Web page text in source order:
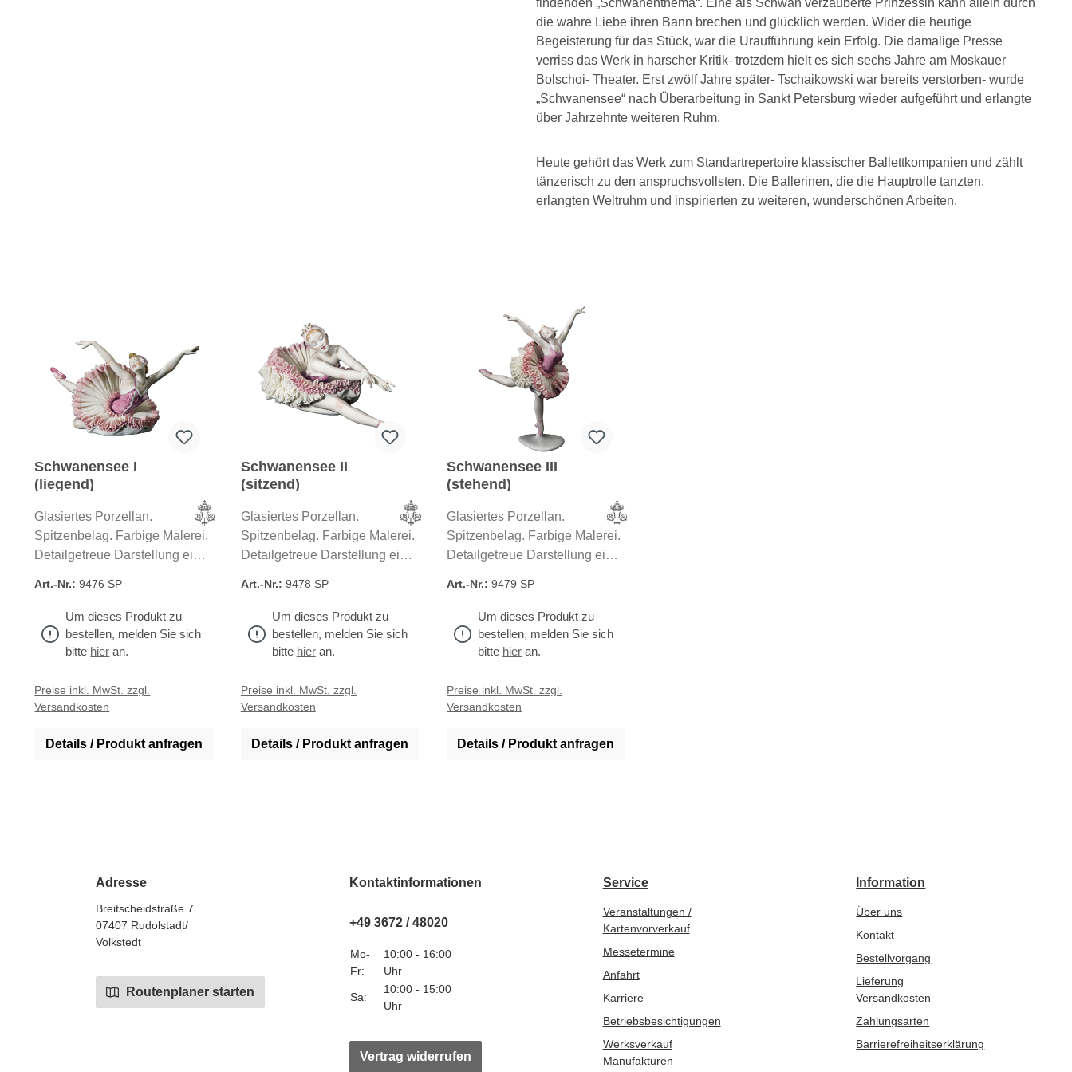
findenden „Schwanenthema“. Eine als Schwan verzauberte Prinzessin kann allein durch
die wahre Liebe ihren Bann brechen und glücklich werden. Wider die heutige
Begeisterung für das Stück, war die Uraufführung kein Erfolg. Die damalige Presse
verriss das Werk in harscher Kritik- trotzdem hielt es sich sechs Jahre am Moskauer
Bolschoi- Theater. Erst zwölf Jahre später- Tschaikowski war bereits verstorben- wurde
„Schwanensee“ nach Überarbeitung in Sankt Petersburg wieder aufgeführt und erlangte
über Jahrzehnte weiteren Ruhm.
Heute gehört das Werk zum Standartrepertoire klassischer Ballettkompanien und zählt
tänzerisch zu den anspruchsvollsten. Die Ballerinen, die die Hauptrolle tanzten,
erlangten Weltruhm und inspirierten zu weiteren, wunderschönen Arbeiten.
Schwanensee I
(liegend)
Glasiertes Porzellan.
Spitzenbelag. Farbige Malerei.
Detailgetreue Darstellung einer
Artikel aus feinstem Porzellan
werden in unseren eigenen
Betrieben in Deutschland
Art.-Nr.:9476 SP
Um dieses Produkt zu
bestellen, melden Sie sich
bitte hier an.
Preise inkl. MwSt. zzgl.
Versandkosten
Details / Produkt anfragen
Schwanensee II
(sitzend)
Glasiertes Porzellan.
Spitzenbelag. Farbige Malerei.
Detailgetreue Darstellung einer
Artikel aus feinstem Porzellan
werden in unseren eigenen
Betrieben in Deutschland
Art.-Nr.: 9478 SP
Um dieses Produkt zu
bestellen, melden Sie sich
bitte hieran.
Preise inkl. MwSt. zzgl.
Versandkosten
Details / Produkt anfragen
Schwanensee III
(stehend)
Glasiertes Porzellan.
Spitzenbelag. Farbige Malerei.
Detailgetreue Darstellung einer
Artikel aus feinstem Porzellan
werden in unseren eigenen
Betrieben in Deutschland
Art.-Nr.:9479 SP
Um dieses Produkt zu
bestellen, melden Sie sich
bitte hier an.
Preise inkl. MwSt. zzgl.
Versandkosten
Details / Produkt anfragen
Adresse
Breitscheidstraße 7
07407 Rudolstadt/
Volkstedt
Routenplaner starten
Kontaktinformationen
+49 3672 / 48020
Mo-
Fr:
10:00 - 16:00
Uhr
Sa:
10:00 - 15:00
Uhr
Vertrag widerrufen
Service
Veranstaltungen /
Kartenvorverkauf
Messetermine
Anfahrt
Karriere
Betriebsbesichtigungen
Werksverkauf
Manufakturen
Information
Über uns
Kontakt
Bestellvorgang
Lieferung
Versandkosten
Zahlungsarten
Barrierefreiheitserklärung